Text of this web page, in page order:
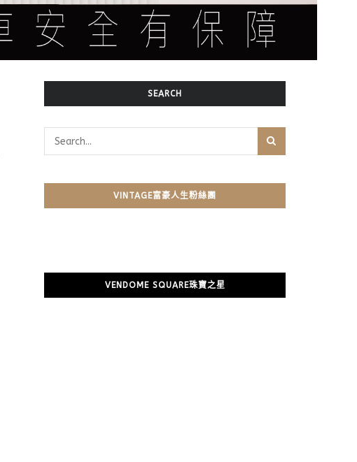
SEARCH
VINTAGE富豪人生粉絲團
VENDOME SQUARE珠寶之星